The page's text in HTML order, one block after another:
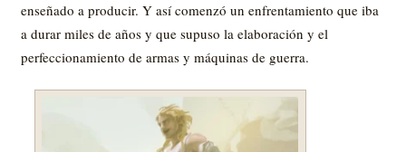
enseñado a producir. Y así comenzó un enfrentamiento que iba
a durar miles de años y que supuso la elaboración y el
perfeccionamiento de armas y máquinas de guerra.